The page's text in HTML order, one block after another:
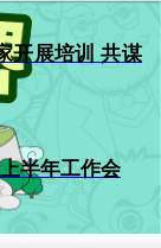
培训 共谋
半年工作会